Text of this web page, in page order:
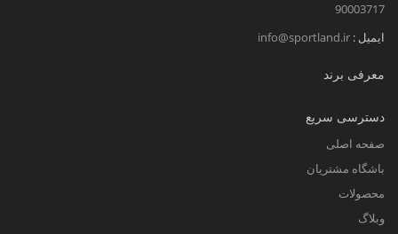
90003717
ایمیل : info@sportland.ir
معرفی برند
دسترسی سریع
صفحه اصلی
باشگاه مشتریان
محصولات
وبلاگ